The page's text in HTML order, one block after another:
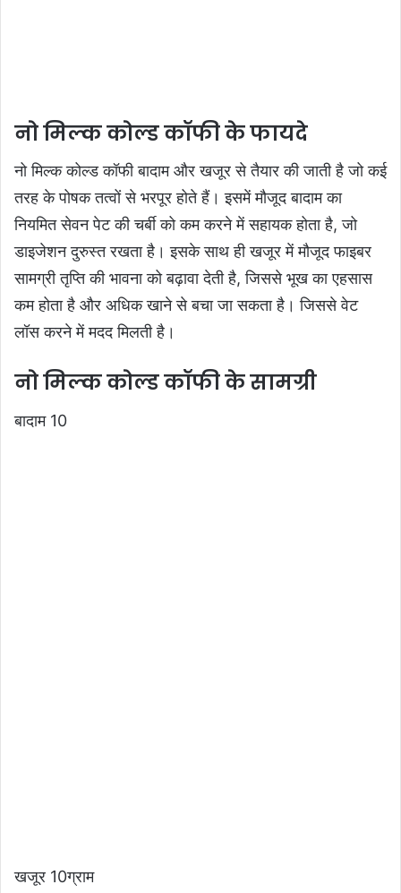
नो मिल्क कोल्ड कॉफी के फायदे
नो मिल्क कोल्ड कॉफी बादाम और खजूर से तैयार की जाती है जो कई
तरह के पोषक तत्वों से भरपूर होते हैं। इसमें मौजूद बादाम का
नियमित सेवन पेट की चर्बी को कम करने में सहायक होता है, जो
डाइजेशन दुरुस्त रखता है। इसके साथ ही खजूर में मौजूद फाइबर
सामग्री तृप्ति की भावना को बढ़ावा देती है, जिससे भूख का एहसास
कम होता है और अधिक खाने से बचा जा सकता है। जिससे वेट
लॉस करने में मदद मिलती है।
नो मिल्क कोल्ड कॉफी के सामग्री
बादाम 10
खजूर 10ग्राम